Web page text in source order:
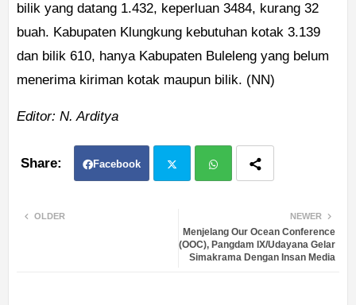
bilik yang datang 1.432, keperluan 3484, kurang 32
buah. Kabupaten Klungkung kebutuhan kotak 3.139
dan bilik 610, hanya Kabupaten Buleleng yang belum
menerima kiriman kotak maupun bilik. (NN)
Editor: N. Arditya
Facebook
atsa
NEWER
Menjelang Our Ocean Conference
(OOC), Pangdam IX/Udayana Gelar
Simakrama Dengan Insan Media
OLDER